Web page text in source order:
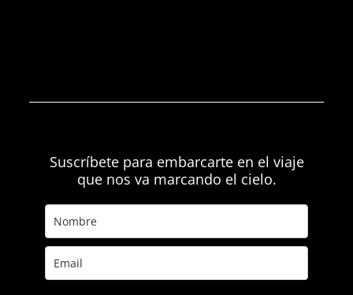
Suscríbete para embarcarte en el viaje
que nos va marcando el cielo.